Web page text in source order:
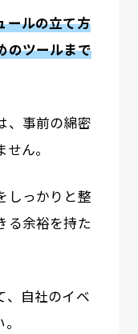
ールの立て方
のツールまで
、事前の綿密
ん。
しっかりと整
る余裕を持た
、自社のイベ